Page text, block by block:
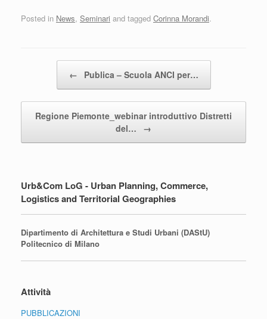
Posted in News, Seminari and tagged Corinna Morandi.
← Publica – Scuola ANCI per…
Regione Piemonte_webinar introduttivo Distretti
del…
→
Urb&Com LoG - Urban Planning, Commerce,
Logistics and Territorial Geographies
Dipartimento di Architettura e Studi Urbani (DAStU)
Politecnico di Milano
Attività
PUBBLICAZIONI